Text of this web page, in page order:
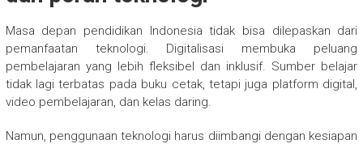
Masa depan pendidikan Indonesia tidak bisa dilepaskan dari
pemanfaatan teknologi. Digitalisasi membuka peluang
pembelajaran yang lebih fleksibel dan inklusif. Sumber belajar
tidak lagi terbatas pada buku cetak, tetapi juga platform digital,
video pembelajaran, dan kelas daring.
Namun, penggunaan teknologi harus diimbangi dengan kesiapan